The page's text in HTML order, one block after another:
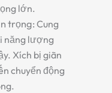
lớn.
trọng: Cung
năng lượng
Xích bị giãn
chuyển động